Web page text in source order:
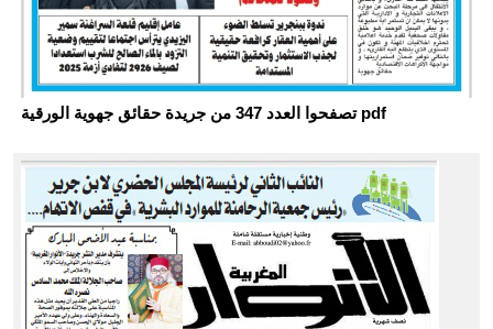
تصفحوا العدد 347 من جريدة حقائق جهوية الورقية pdf